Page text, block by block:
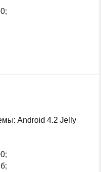
Android 4.2 Jelly